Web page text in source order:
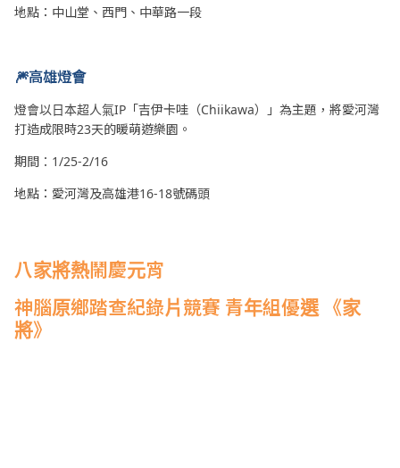
地點：中山堂、西門、中華路一段
🎆高雄燈會
燈會以日本超人氣IP「吉伊卡哇（Chiikawa）」為主題，將愛河灣
打造成限時23天的暖萌遊樂園。
期間：1/25-2/16
地點：愛河灣及高雄港16-18號碼頭
八家將熱鬧慶元宵
神腦原鄉踏查紀錄片競賽 青年組優選 《家
將》